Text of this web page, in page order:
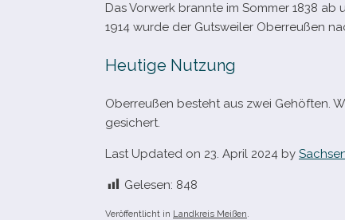
Das Vorwerk brannte im Sommer 1838
1914 wurde der Gutsweiler Oberreußen
Heutige Nutzung
Oberreußen besteht aus zwei Gehöften.
gesichert.
Last Updated on 23. April 2024 by
Gelesen: 848
Veröffentlicht in Landkreis Meißen